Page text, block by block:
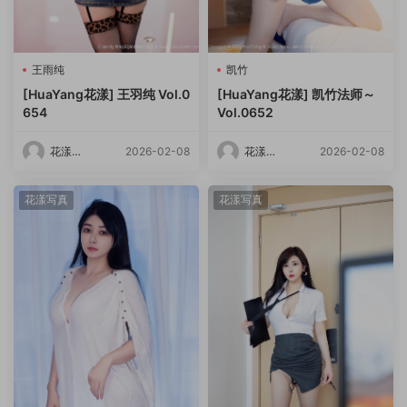
王雨纯
[HuaYang花漾] 王羽纯 Vol.0
654
花漾
2026-02-08
凯竹
[HuaYang花漾] 凯竹法师～
Vol.0652
花漾
2026-02-08
花漾写真 花漾写真